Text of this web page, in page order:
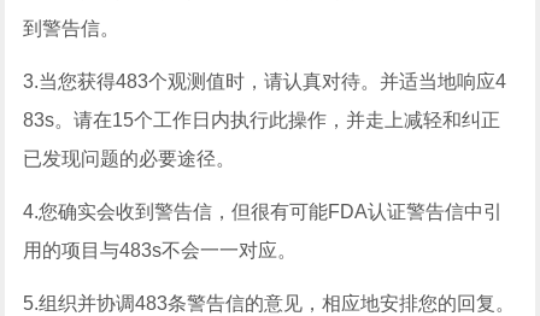
到警告信。
3.当您获得483个观测值时，请认真对待。并适当地响应4
83s。请在15个工作日内执行此操作，并走上减轻和纠正
已发现问题的必要途径。
4.您确实会收到警告信，但很有可能FDA认证警告信中引
用的项目与483s不会一一对应。
5.组织并协调483条警告信的意见，相应地安排您的回复。